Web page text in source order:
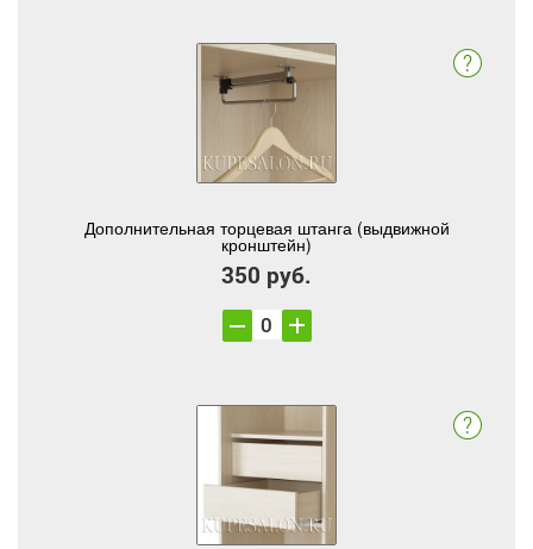
Дополнительная торцевая штанга (выдвижной
кронштейн)
350 руб.